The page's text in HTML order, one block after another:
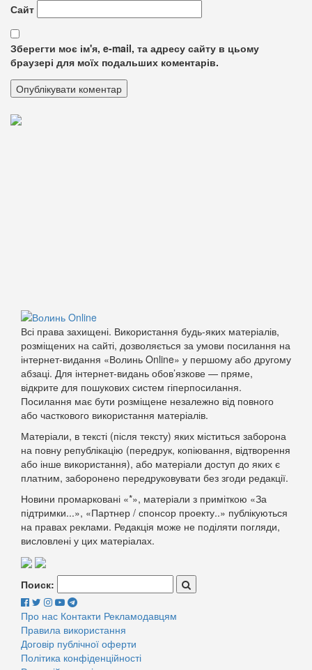
Сайт
Зберегти моє ім'я, e-mail, та адресу сайту в цьому
браузері для моїх подальших коментарів.
Всі права захищені. Використання будь-яких матеріалів,
розміщених на сайті, дозволяється за умови посилання на
інтернет-видання «Волинь Online» у першому або другому
абзаці. Для інтернет-видань обов’язкове — пряме,
відкрите для пошукових систем гіперпосилання.
Посилання має бути розміщене незалежно від повного
або часткового використання матеріалів.
Матеріали, в тексті (після тексту) яких міститься заборона
на повну републікацію (передрук, копіювання, відтворення
або інше використання), або матеріали доступ до яких є
платним, заборонено передруковувати без згоди редакції.
Новини промарковані «*», матеріали з приміткою «За
підтримки...», «Партнер / спонсор проекту..» публікуються
на правах реклами. Редакція може не поділяти погляди,
висловлені у цих матеріалах.
Поиск:
Про нас Контакти Рекламодавцям
Правила використання
Договір публічної оферти
Політика конфіденційності